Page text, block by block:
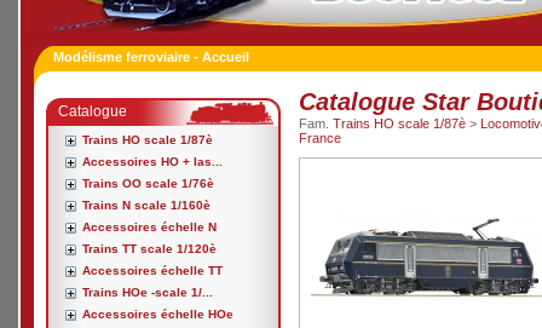
Modélisme ferroviaire - Accueil
Catalogue
Trains HO scale 1/87è
Accessoires HO + las...
Trains OO scale 1/76è
Trains N scale 1/160è
Accessoires échelle N
Trains TT scale 1/120è
Accessoires échelle TT
Trains HOe -scale 1/...
Accessoires échelle HOe
Catalogue Star
Fam. Trains HO scale 1/87è >
France